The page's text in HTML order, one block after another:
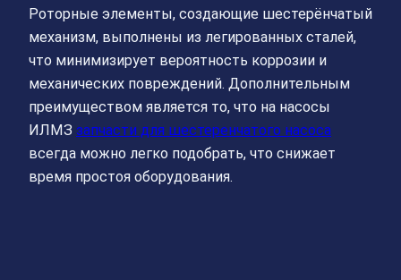
Роторные элементы, создающие шестерёнчатый
механизм, выполнены из легированных сталей,
что минимизирует вероятность коррозии и
механических повреждений. Дополнительным
преимуществом является то, что на насосы
ИЛМЗ запчасти для шестеренчатого насоса
всегда можно легко подобрать, что снижает
время простоя оборудования.